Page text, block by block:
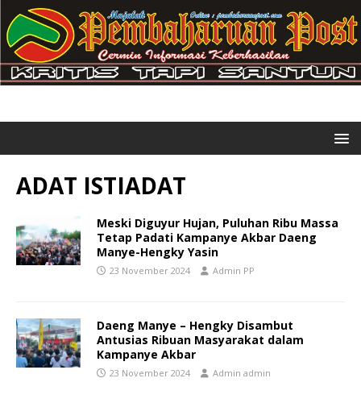
ADAT ISTIADAT
Meski Diguyur Hujan, Puluhan Ribu Massa
Tetap Padati Kampanye Akbar Daeng
Manye-Hengky Yasin
23 November 2024 Admin PP
Daeng Manye – Hengky Disambut
Antusias Ribuan Masyarakat dalam
Kampanye Akbar
23 November 2024 Admin admin